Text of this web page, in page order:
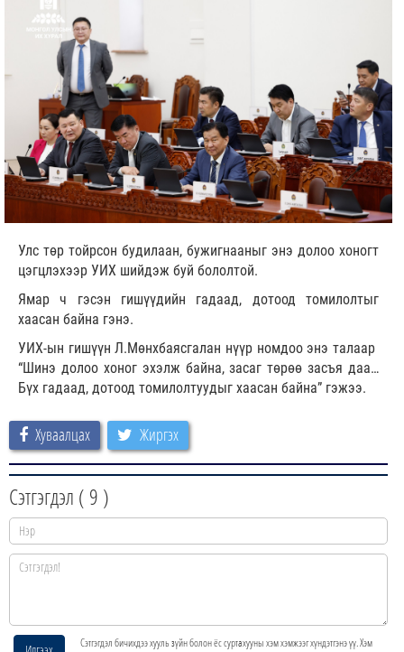
Улс төр тойрсон будилаан, бужигнааныг энэ долоо хоногт
цэгцлэхээр УИХ шийдэж буй бололтой.
Ямар ч гэсэн гишүүдийн гадаад, дотоод томилолтыг
хаасан байна гэнэ.
УИХ-ын гишүүн Л.Мөнхбаясгалан нүүр номдоо энэ талаар
“Шинэ долоо хоног эхэлж байна, засаг төрөө засъя даа…
Бүх гадаад, дотоод томилолтуудыг хаасан байна” гэжээ.
Хуваалцах Жиргэх
Сэтгэгдэл ( 9 )
Сэтгэгдэл бичихдээ хууль зүйн болон ёс суртахууны хэм хэмжээг хүндэтгэнэ үү. Хэм